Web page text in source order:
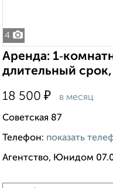
4
Аренда:
длительный
18 500 ₽ в месяц
Советская 87
Телефон: показать
Агентство, Юнидом